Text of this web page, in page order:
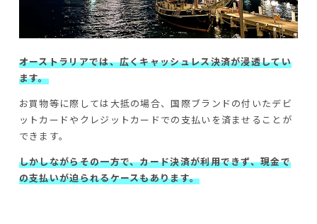
オーストラリアでは、広くキャッシュレス決済が浸透してい
ます。
お買物等に際しては大抵の場合、国際ブランドの付いたデビ
ットカードやクレジットカードでの支払いを済ませることが
できます。
しかしながらその一方で、カード決済が利用できず、現金で
の支払いが迫られるケースもあります。